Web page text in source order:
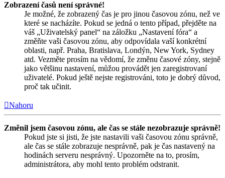
Zobrazení časů není správné!
Je možné, že zobrazený čas je pro jinou časovou zónu, než ve
které se nacházíte. Pokud se jedná o tento případ, přejděte na
váš „Uživatelský panel“ na záložku „Nastavení fóra“ a
změňte vaši časovou zónu, aby odpovídala vaší konkrétní
oblasti, např. Praha, Bratislava, Londýn, New York, Sydney
atd. Vezměte prosím na vědomí, že změnu časové zóny, stejně
jako většinu nastavení, můžou provádět jen zaregistrovaní
uživatelé. Pokud ještě nejste registrováni, toto je dobrý důvod,
proč tak učinit.
Nahoru
Změnil jsem časovou zónu, ale čas se stále nezobrazuje správně!
Pokud jste si jisti, že jste nastavili vaši časovou zónu správně,
ale čas se stále zobrazuje nesprávně, pak je čas nastavený na
hodinách serveru nesprávný. Upozorněte na to, prosím,
administrátora, aby mohl tento problém odstranit.